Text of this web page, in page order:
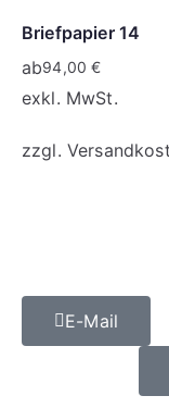
Briefpapier 14
ab94,00€
exkl. MwSt.
zzgl.
E-Mail